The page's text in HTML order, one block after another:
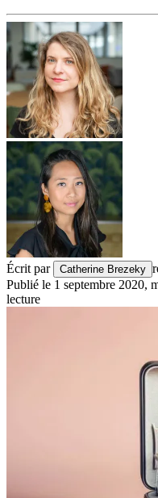
Écrit par Catherine Brezeky
Publié le 1 septembre 2020,
lecture